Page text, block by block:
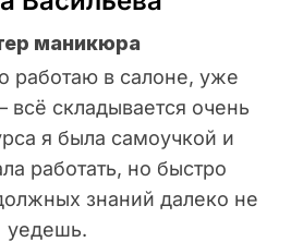
маникюра
работаю в салоне, уже
складывается очень
я была самоучкой и
работать, но быстро
знаний далеко не
уедешь.